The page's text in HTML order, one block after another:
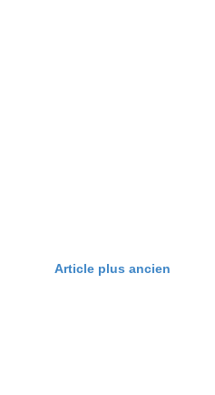
Article plus ancien